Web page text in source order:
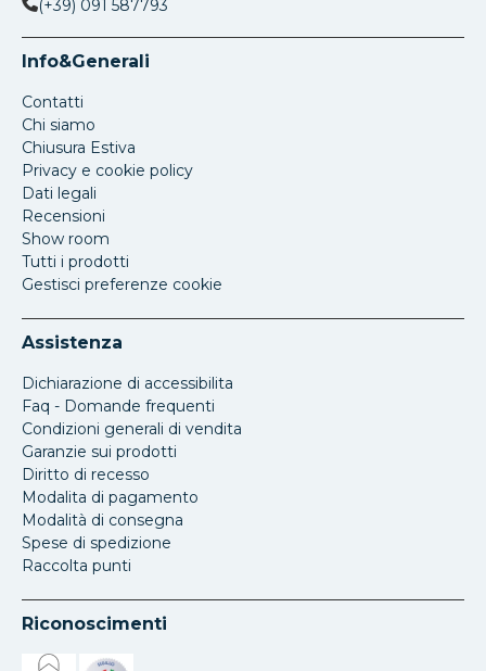
(+39) 091 587793
Info&Generali
Contatti
Chi siamo
Chiusura Estiva
Privacy e cookie policy
Dati legali
Recensioni
Show room
Tutti i prodotti
Gestisci preferenze cookie
Assistenza
Dichiarazione di accessibilita
Faq - Domande frequenti
Condizioni generali di vendita
Garanzie sui prodotti
Diritto di recesso
Modalita di pagamento
Modalità di consegna
Spese di spedizione
Raccolta punti
Riconoscimenti